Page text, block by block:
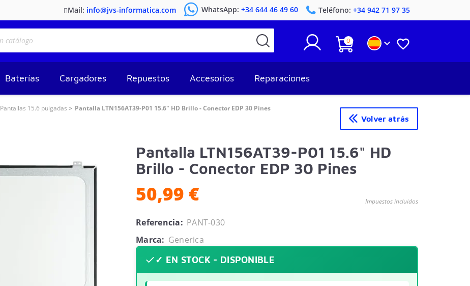
Mail: info@jvs-informatica.com WhatsApp:+34 644 46 49 60 Teléfono: +34 942 71 97 35
0  
Baterías Cargadores Repuestos Accesorios Reparaciones
Pantallas 15.6 pulgadas Pantalla LTN156AT39-P01 15.6" HD Brillo - Conector EDP 30 Pines
Volver atrás
Pantalla LTN156AT39-P01 15.6" HD
Brillo - Conector EDP 30 Pines
50,99 € Impuestos incluidos
Referencia: PANT-030
Marca: Generica
✓ EN STOCK - DISPONIBLE